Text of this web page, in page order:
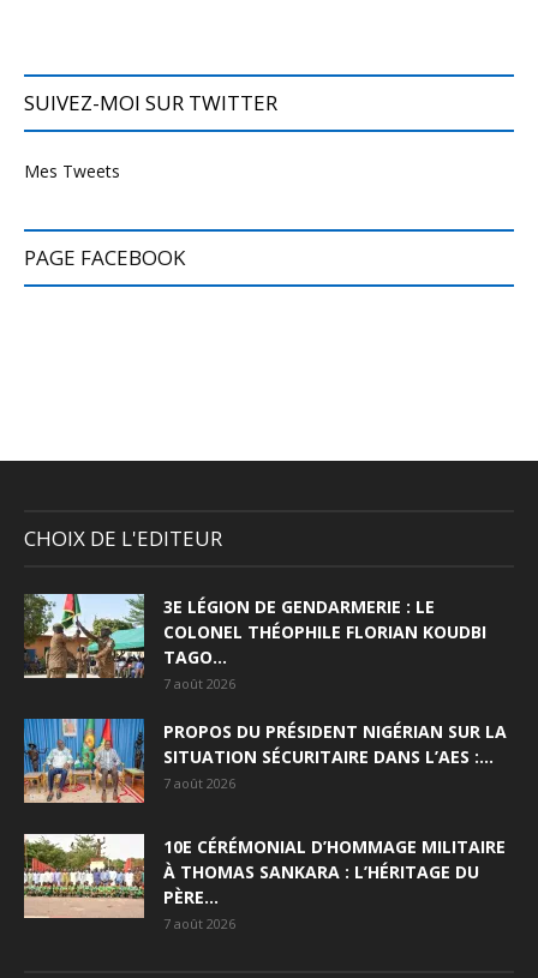
SUIVEZ-MOI SUR TWITTER
Mes Tweets
PAGE FACEBOOK
CHOIX DE L'EDITEUR
3E LÉGION DE GENDARMERIE : LE
COLONEL THÉOPHILE FLORIAN KOUDBI
TAGO...
7 août 2026
PROPOS DU PRÉSIDENT NIGÉRIAN SUR LA
SITUATION SÉCURITAIRE DANS L’AES :...
7 août 2026
10E CÉRÉMONIAL D’HOMMAGE MILITAIRE
À THOMAS SANKARA : L’HÉRITAGE DU
PÈRE...
7 août 2026